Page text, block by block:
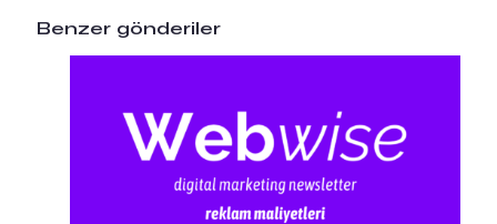
Benzer gönderiler